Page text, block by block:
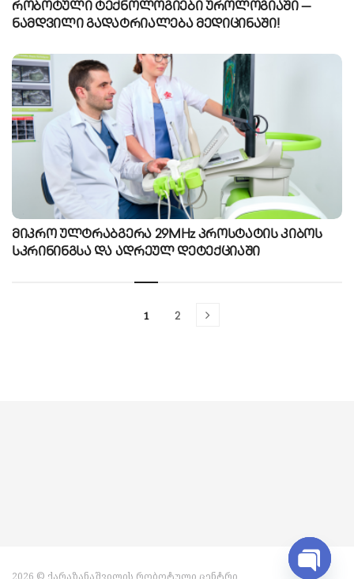
რობოტული ტექნოლოგიები უროლოგიაში —
ნამდვილი გადატრიალება მედიცინაში!
მიკრო ულტრაბგერა 29MHz პროსტატის კიბოს
სკრინინგსა და ადრეულ დეტექციაში
1 2
2026 © ქარაზანაშვილის რობოტული ცენტრი